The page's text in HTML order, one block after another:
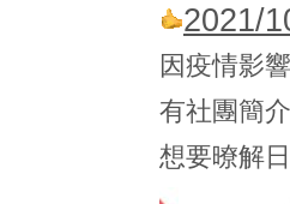
2021/
因疫情影
有社團簡
想要暸解